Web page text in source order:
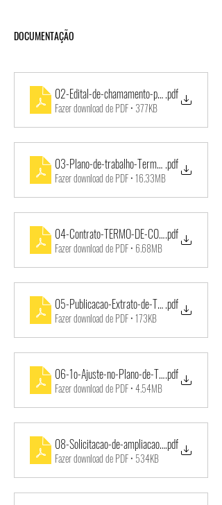
DOCUMENTAÇÃO
02-Edital-de-chamamento-publico-006_2017
.pdf
Fazer download de PDF • 377KB
03-Plano-de-trabalho-Termo-de-.pdf
Fazer download de PDF • 16.33MB
04-Contrato-TERMO-DE-COLABORAÇÃO-
.pdf
Fazer download de PDF • 6.68MB
05-Publicacao-Extrato-de-Termos_DOI-
.pdf
Fazer download de PDF • 173KB
06-1o-Ajuste-no-Plano-de-Trabalho-
.pdf
Fazer download de PDF • 4.54MB
08-Solicitacao-de-ampliacao-de-
.pdf
Fazer download de PDF • 534KB